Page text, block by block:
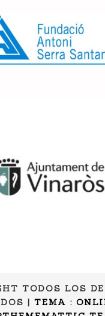
TODOS LOS
| TEMA :